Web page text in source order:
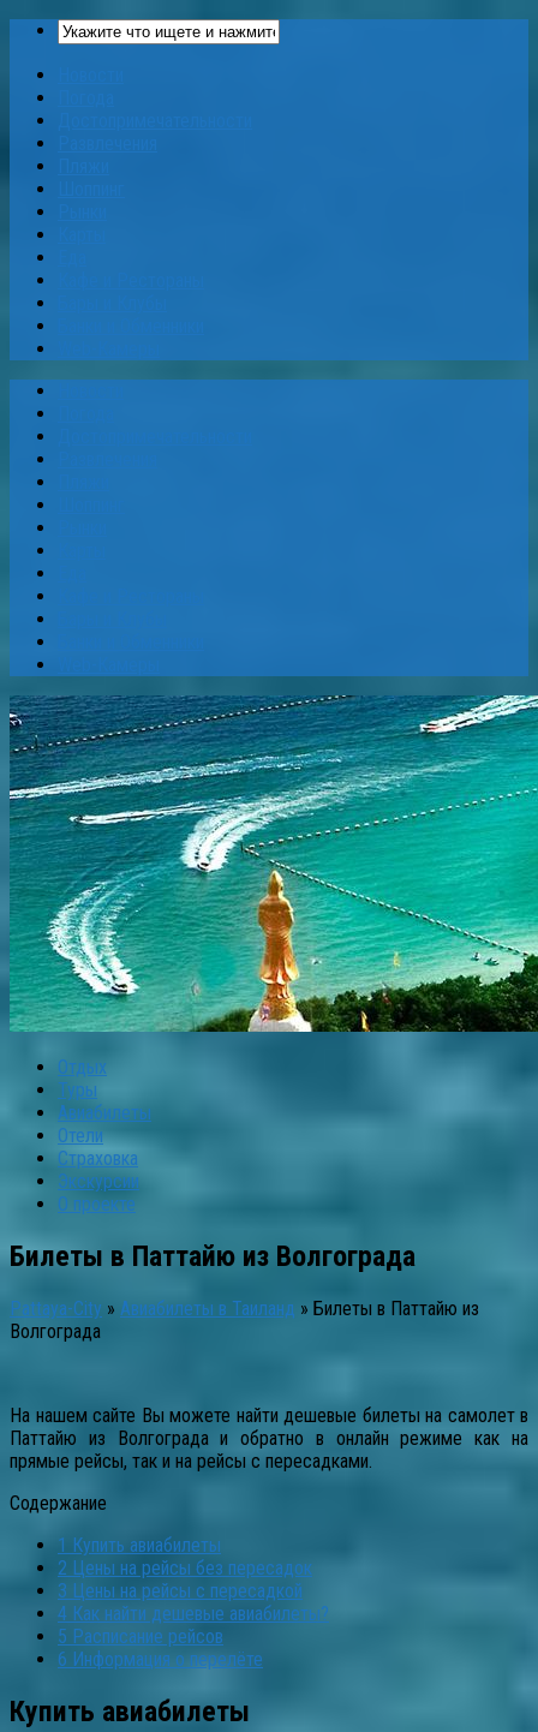
Отдых
Туры
Авиабилеты
Отели
Страховка
Экскурсии
О проекте
Билеты в Паттайю из Волгограда
Pattaya-City » Авиабилеты в Таиланд » Билеты в Паттайю из
Волгограда
На нашем сайте Вы можете найти дешевые билеты на самолет в
Паттайю из Волгограда и обратно в онлайн режиме как на
прямые рейсы, так и на рейсы с пересадками.
Содержание
1 Купить авиабилеты
2 Цены на рейсы без пересадок
3 Цены на рейсы с пересадкой
4 Как найти дешевые авиабилеты?
5 Расписание рейсов
6 Информация о перелёте
Купить авиабилеты